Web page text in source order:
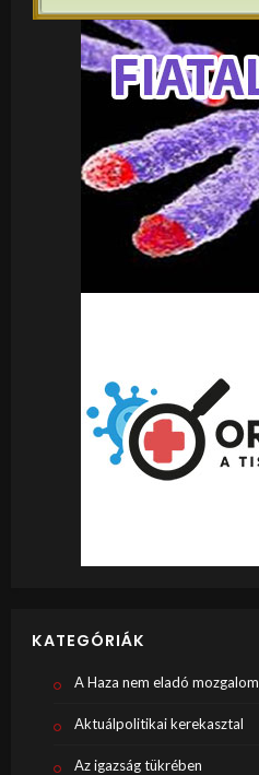
KATEGÓRIÁK
A Haza nem eladó mozgalom
Aktuálpolitikai kerekasztal
Az igazság tükrében